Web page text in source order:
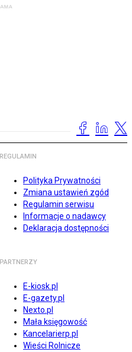
REGULAMIN
Polityka Prywatności
Zmiana ustawień zgód
Regulamin serwisu
Informacje o nadawcy
Deklaracja dostępności
PARTNERZY
E-kiosk.pl
E-gazety.pl
Nexto.pl
Mała księgowość
Kancelarierp.pl
Wieści Rolnicze